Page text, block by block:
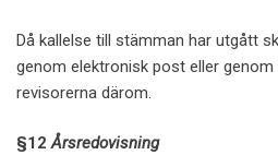
Då kallelse till stämman har utgått
genom elektronisk post eller
revisorerna därom.
§12 Årsredovisning